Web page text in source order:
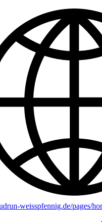
weisspfennig.de/pages/